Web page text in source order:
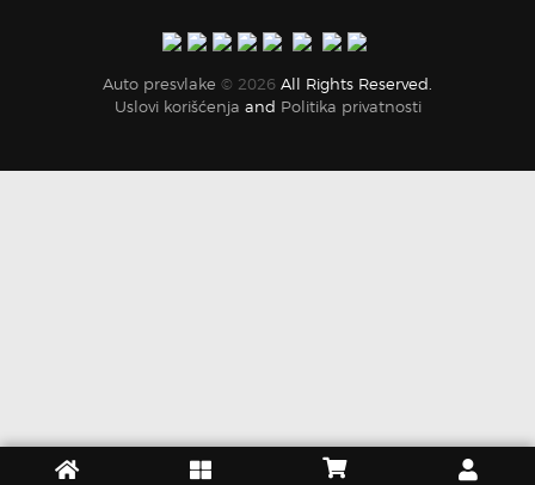
Auto presvlake © 2026 All Rights Reserved.
Uslovi korišćenja and Politika privatnosti